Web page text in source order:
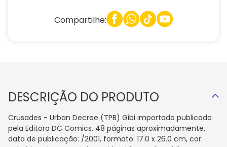
Compartilhe:
DESCRIÇÃO DO PRODUTO
Crusades - Urban Decree (TPB) Gibi importado publicado
pela Editora DC Comics, 48 páginas aproximadamente,
data de publicação: /2001, formato: 17.0 x 26.0 cm, cor: